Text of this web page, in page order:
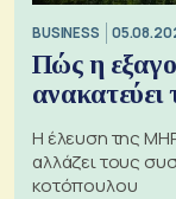
BUSINESS
Πώς η
ανακατεύει
H έλευση της
αλλάζει τους
κοτόπουλου